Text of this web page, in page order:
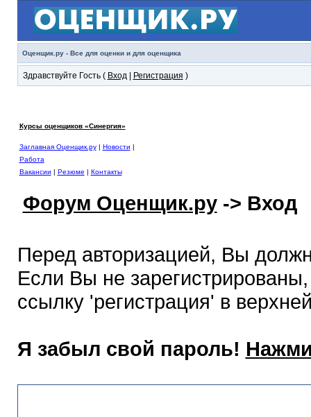
Оценщик.ру - Все для оценки и для оценщика
Здравствуйте Гость ( Вход| Регистрация )
Курсы оценщиков «Синергия»
Заглавная Оценщик.ру| Новости |
Работа
Вакансии | Резюме | Контакты
Форум Оценщик.ру-> Вход
Перед авторизацией, Вы
Если Вы не
ссылку 'регистрация' в
Я забыл свой пароль!